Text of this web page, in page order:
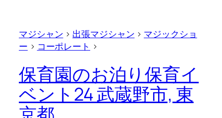
マジシャン > 出張マジシャン > マジックショ
ー > コーポレート >
保育園のお泊り保育イ
ベント24 武蔵野市, 東